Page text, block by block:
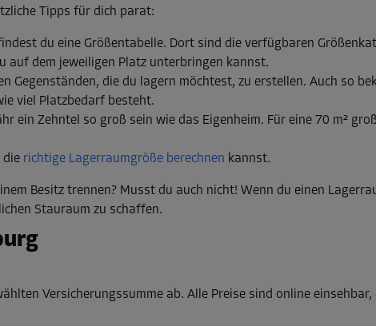
Tipps für dich parat:
du eine Größentabelle. Dort sind die verfügbaren
auf dem jeweiligen Platz unterbringen kannst.
Gegenständen, die du lagern möchtest, zu erstellen. Auch so
viel Platzbedarf besteht.
ein Zehntel so groß sein wie das Eigenheim. Für eine 70 m²
die richtige Lagerraumgröße berechnen kannst.
Besitz trennen? Musst du auch nicht! Wenn du einen
Stauraum zu schaffen.
Versicherungssumme ab. Alle Preise sind online